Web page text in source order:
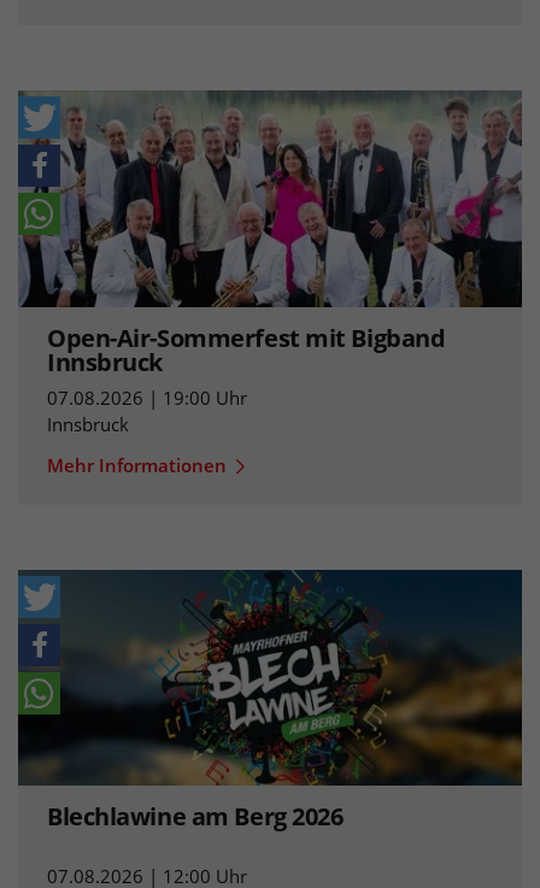
Open-Air-Sommerfest mit Bigband
Innsbruck
07.08.2026 | 19:00 Uhr
Innsbruck
Mehr Informationen
Blechlawine am Berg 2026
07.08.2026 | 12:00 Uhr